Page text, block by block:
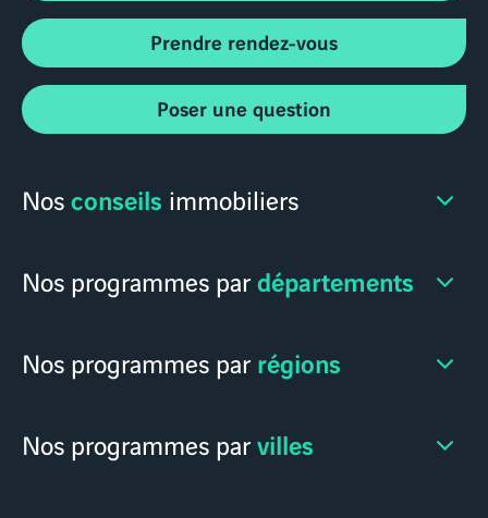
Prendre rendez-vous
Poser une question
Nosconseils immobiliers
Nos programmes pardépartements
Nos programmes par régions
Nos programmes parvilles